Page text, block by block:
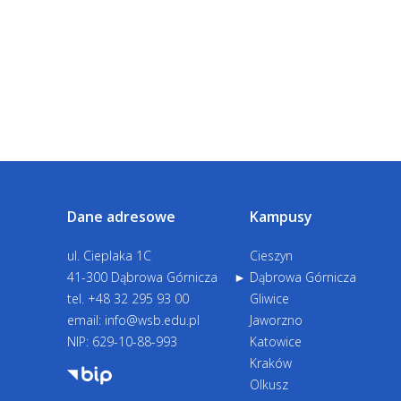
Dane adresowe
ul. Cieplaka 1C
41-300 Dąbrowa Górnicza
tel. +48 32 295 93 00
email: info@wsb.edu.pl
NIP: 629-10-88-993
Kampusy
Cieszyn
Dąbrowa Górnicza
Gliwice
Jaworzno
Katowice
Kraków
Olkusz